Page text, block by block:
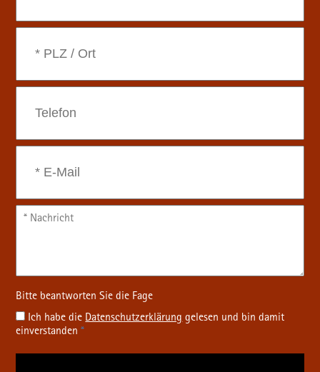
Ich habe dieDatenschutz­erklärunggelesen und bin damit
einverstanden*